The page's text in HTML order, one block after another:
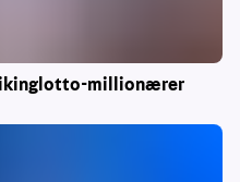
millionærer